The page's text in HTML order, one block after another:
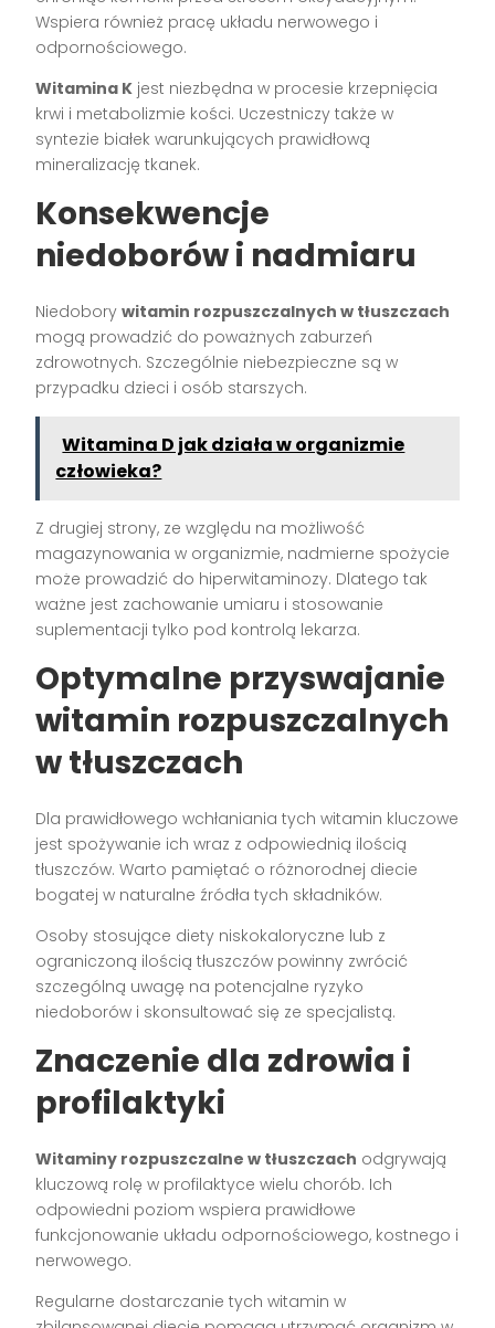
Wspiera również pracę układu nerwowego i
odpornościowego.
Witamina K jest niezbędna w procesie krzepnięcia
krwi i metabolizmie kości. Uczestniczy także w
syntezie białek warunkujących prawidłową
mineralizację tkanek.
Konsekwencje
niedoborów i nadmiaru
Niedoborywitamin rozpuszczalnych w tłuszczach
mogą prowadzić do poważnych zaburzeń
zdrowotnych. Szczególnie niebezpieczne są w
przypadku dzieci i osób starszych.
Witamina D jak działa w organizmie
człowieka?
Z drugiej strony, ze względu na możliwość
magazynowania w organizmie, nadmierne spożycie
może prowadzić do hiperwitaminozy. Dlatego tak
ważne jest zachowanie umiaru i stosowanie
suplementacji tylko pod kontrolą lekarza.
Optymalne przyswajanie
witamin rozpuszczalnych
w tłuszczach
Dla prawidłowego wchłaniania tych witamin kluczowe
jest spożywanie ich wraz z odpowiednią ilością
tłuszczów. Warto pamiętać o różnorodnej diecie
bogatej w naturalne źródła tych składników.
Osoby stosujące diety niskokaloryczne lub z
ograniczoną ilością tłuszczów powinny zwrócić
szczególną uwagę na potencjalne ryzyko
niedoborów i skonsultować się ze specjalistą.
Znaczenie dla zdrowia i
profilaktyki
Witaminy rozpuszczalne w tłuszczach odgrywają
kluczową rolę w profilaktyce wielu chorób. Ich
odpowiedni poziom wspiera prawidłowe
funkcjonowanie układu odpornościowego, kostnego i
nerwowego.
Regularne dostarczanie tych witamin w